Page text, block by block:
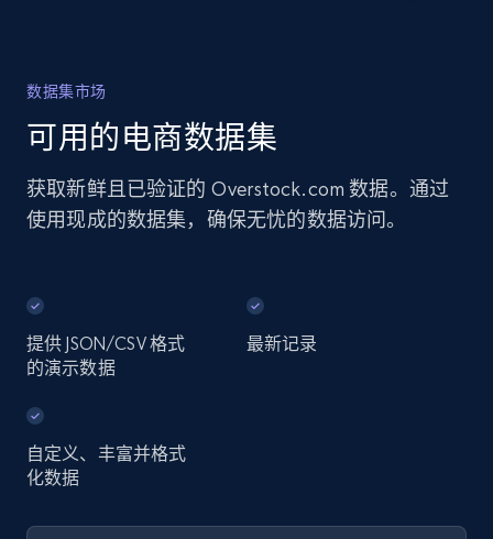
数据集市场
可用的电商数据集
获取新鲜且已验证的 Overstock.com 数据。通过
使用现成的数据集，确保无忧的数据访问。
提供 JSON/CSV 格式
的演示数据
最新记录
自定义、丰富并格式
化数据